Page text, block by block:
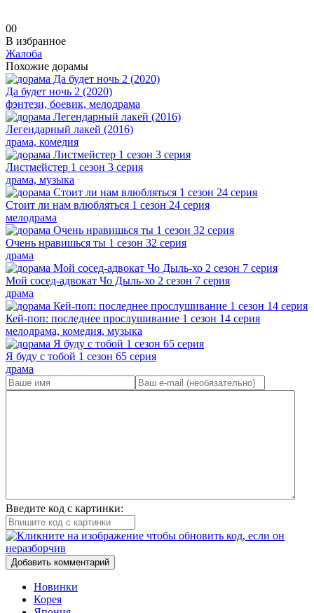
00
В избранное
Жалоба
Похожие дорамы
Да будет ночь 2 (2020)
фэнтези, боевик, мелодрама
Легендарный лакей (2016)
драма, комедия
Листмейстер 1 сезон 3 серия
драма, музыка
Стоит ли нам влюбляться 1 сезон 24 серия
мелодрама
Очень нравишься ты 1 сезон 32 серия
драма
Мой сосед-адвокат Чо Дыль-хо 2 сезон 7 серия
драма
Кей-поп: последнее прослушивание 1 сезон 14 серия
мелодрама, комедия, музыка
Я буду с тобой 1 сезон 65 серия
драма
Введите код с картинки:
Добавить комментарий
Новинки
Корея